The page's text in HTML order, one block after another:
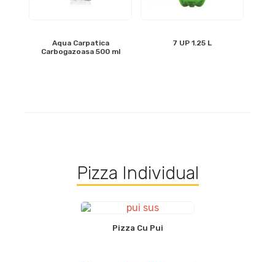
Aqua Carpatica
Carbogazoasa 500 ml
7 UP 1.25 L
Pizza Individual
Pizza Cu Pui